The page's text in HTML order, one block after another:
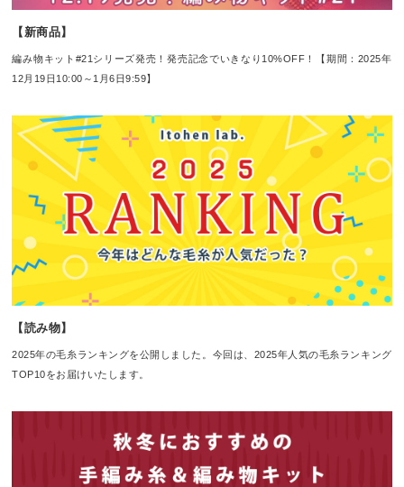
【新商品】
編み物キット#21シリーズ発売！発売記念でいきなり10%OFF！【期間：2025年
12月19日10:00～1月6日9:59】
【読み物】
2025年の毛糸ランキングを公開しました。今回は、2025年人気の毛糸ランキング
TOP10をお届けいたします。